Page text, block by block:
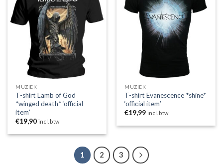
Toevoegen
aan
wenslijst
MUZIEK
T-shirt Lamb of God
*winged death* ‘official
item’
€19,90 incl. btw
Toevoegen
aan
wenslijst
MUZIEK
T-shirt Evanescence *shine*
‘official item’
€19,99 incl. btw
1 2 3